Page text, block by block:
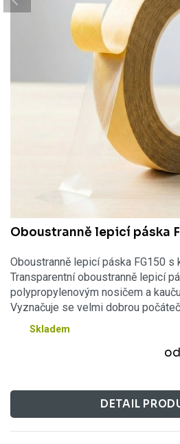
Oboustranně lepicí páska
Oboustranně lepicí páska FG150 s
Transparentní oboustranně lepicí
polypropylenovým nosičem a
Vyznačuje se velmi dobrou
Skladem
od
DETAIL